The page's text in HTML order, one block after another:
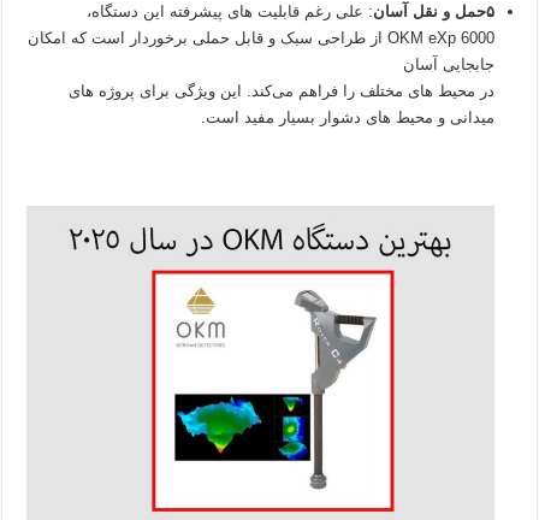
۵حمل و نقل آسان
: علی‌ رغم قابلیت‌ های پیشرفته این دستگاه،
OKM eXp 6000 از طراحی سبک و قابل حملی برخوردار است که امکان
جابجایی آسان
در محیط‌ های مختلف را فراهم می‌کند. این ویژگی برای پروژه‌ های
میدانی و محیط‌ های دشوار بسیار مفید است.